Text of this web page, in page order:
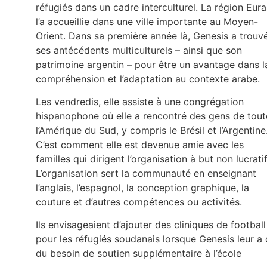
réfugiés dans un cadre interculturel. La région
l’a accueillie dans une ville importante au Moyen-
Orient. Dans sa première année là, Genesis a
ses antécédents multiculturels – ainsi que son
patrimoine argentin – pour être un avantage dans
compréhension et l’adaptation au contexte arabe.
Les vendredis, elle assiste à une congrégation
hispanophone où elle a rencontré des gens de
l’Amérique du Sud, y compris le Brésil et
C’est comment elle est devenue amie avec les
familles qui dirigent l’organisation à but non
L’organisation sert la communauté en enseignant
l’anglais, l’espagnol, la conception graphique, la
couture et d’autres compétences ou activités.
Ils envisageaient d’ajouter des cliniques de football
pour les réfugiés soudanais lorsque Genesis leur a
du besoin de soutien supplémentaire à l’école